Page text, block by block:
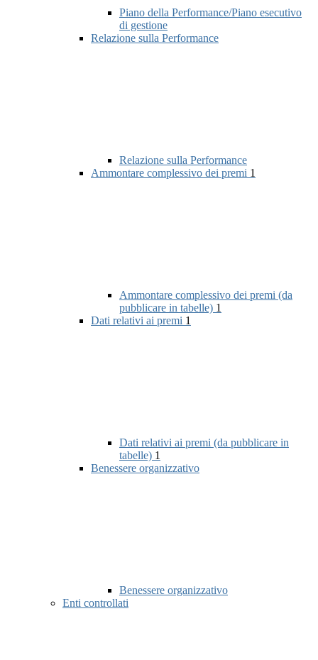
Piano della Performance/Piano esecutivo
di gestione
Relazione sulla Performance
Relazione sulla Performance
Ammontare complessivo dei premi 1
Ammontare complessivo dei premi (da
pubblicare in tabelle) 1
Dati relativi ai premi 1
Dati relativi ai premi (da pubblicare in
tabelle) 1
Benessere organizzativo
Benessere organizzativo
Enti controllati